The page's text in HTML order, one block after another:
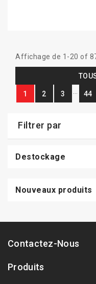
Affichage de 1-20 of
1 2 3 44
Filtrer par
Destockage
Nouveaux produits
Contactez-Nous
Produits